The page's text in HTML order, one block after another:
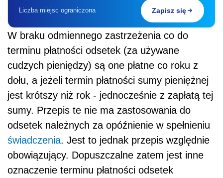
Liczba miejsc ograniczona Zapisz się
W braku odmiennego zastrzeżenia co do
terminu płatności odsetek (za używane
cudzych pieniędzy) są one płatne co roku z
dołu, a jeżeli termin płatności sumy pieniężnej
jest krótszy niż rok - jednocześnie z zapłatą tej
sumy. Przepis te nie ma zastosowania do
odsetek należnych za opóźnienie w spełnieniu
świadczenia. Jest to jednak przepis względnie
obowiązujący. Dopuszczalne zatem jest inne
oznaczenie terminu płatności odsetek